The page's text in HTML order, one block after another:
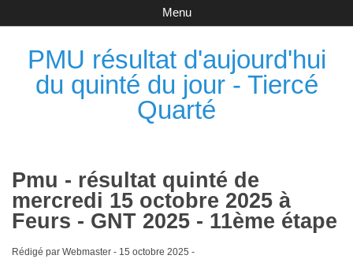
PMU résultat d'aujourd'hui
du quinté du jour - Tiercé
Quarté
Menu
Pmu - résultat quinté de
mercredi 15 octobre 2025 à
Feurs - GNT 2025 - 11ème étape
Rédigé par Webmaster - 15 octobre 2025 -